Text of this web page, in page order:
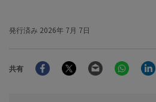
発行済み 2026年 7月 7日
共有
FacebookTwitter Email